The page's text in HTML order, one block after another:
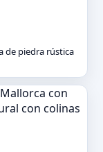
de piedra rústica